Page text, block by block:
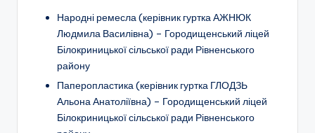
Народні ремесла (керівник гуртка АЖНЮК
Людмила Василівна) – Городищенський ліцей
Білокриницької сільської ради Рівненського
району
Паперопластика (керівник гуртка ГЛОДЗЬ
Альона Анатоліївна) – Городищенський ліцей
Білокриницької сільської ради Рівненського